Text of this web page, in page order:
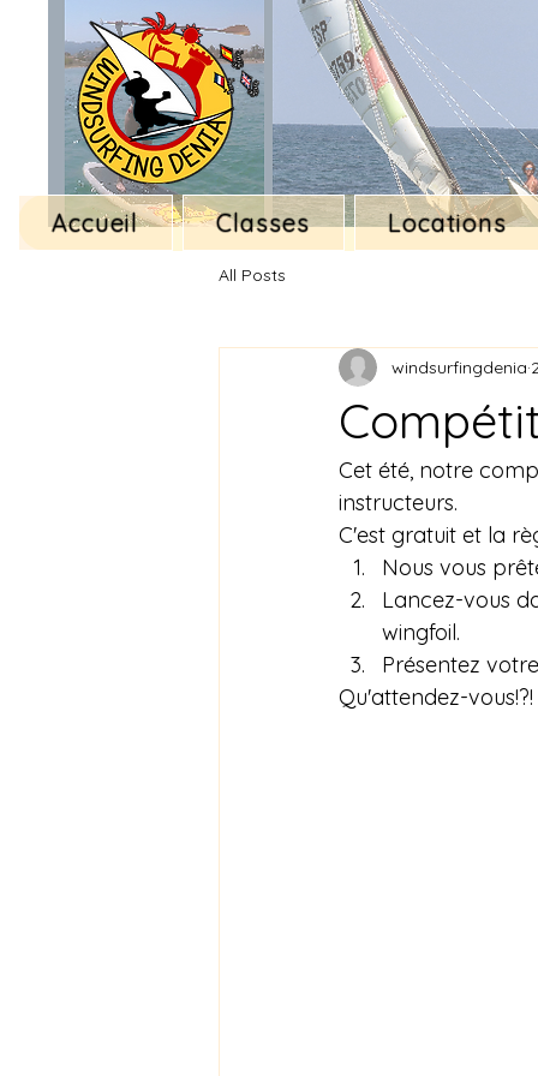
Accueil Classes Locations
All Posts
windsurfingdenia
Cet été, notre
instructeurs.
C'est gratuit et la
Nous vous
Lancez-vous
wingfoil.
Présentez
Qu'attendez-vous!?!